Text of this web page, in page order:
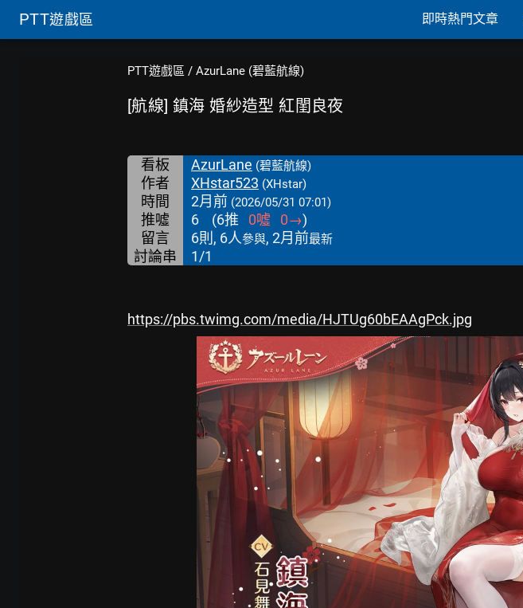
PTT遊戲區 即時熱門文章
PTT遊戲區 / AzurLane (碧藍航線)
[航線] 鎮海 婚紗造型 紅閨良夜
看板 AzurLane (碧藍航線)
作者 XHstar523 (XHstar)
時間 2月前 (2026/05/31 07:01)
推噓 6 (6推 0噓 0→)
留言
6則, 6人參與, 2月前最新
討論串 1/1
https://pbs.twimg.com/media/HJTUg60bEAAgPck.jpg